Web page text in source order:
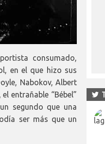
consumado,
en el que hizo sus
Nabokov, Albert
entrañable “Bébel”
segundo que una
ser más que un